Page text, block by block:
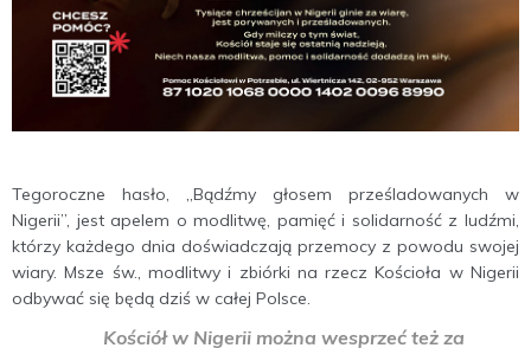
Tegoroczne hasło, „Bądźmy głosem prześladowanych w
Nigerii”, jest apelem o modlitwę, pamięć i solidarność z ludźmi,
którzy każdego dnia doświadczają przemocy z powodu swojej
wiary. Msze św., modlitwy i zbiórki na rzecz Kościoła w Nigerii
odbywać się będą dziś w całej Polsce.
Kościół w Nigerii można wesprzeć też za